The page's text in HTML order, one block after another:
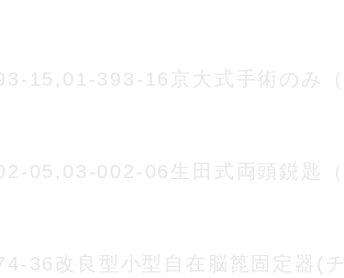
15,01-393-16京大式手術のみ
05,03-002-06生田式両頭鋭匙（
36改良型小型自在脳箆固定器(